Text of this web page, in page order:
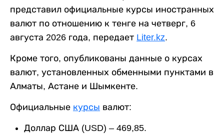
представил официальные курсы иностранных
валют по отношению к тенге на четверг, 6
августа 2026 года, передает Liter.kz.
Кроме того, опубликованы данные о курсах
валют, установленных обменными пунктами в
Алматы, Астане и Шымкенте.
Официальные курсы валют:
Доллар США (USD) – 469,85.